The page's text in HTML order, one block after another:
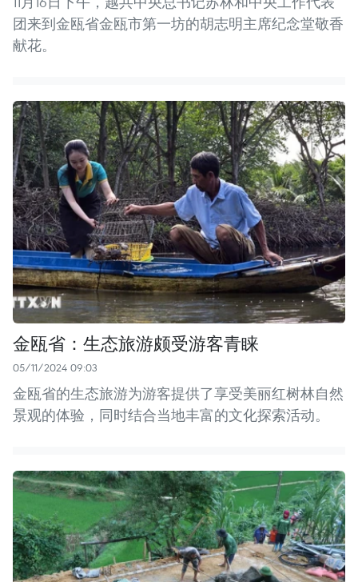
团来到金瓯省金瓯市第一坊的胡志明主席纪念堂敬香
献花。
金瓯省：生态旅游颇受游客青睐
05/11/2024 09:03
金瓯省的生态旅游为游客提供了享受美丽红树林自然
景观的体验，同时结合当地丰富的文化探索活动。